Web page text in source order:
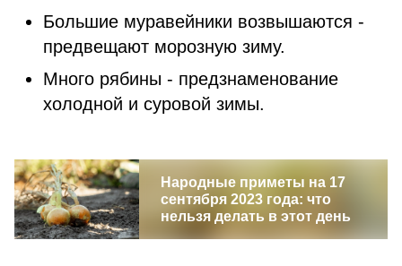
Большие муравейники возвышаются -
предвещают морозную зиму.
Много рябины - предзнаменование
холодной и суровой зимы.
Народные приметы на 17
сентября 2023 года: что
нельзя делать в этот день